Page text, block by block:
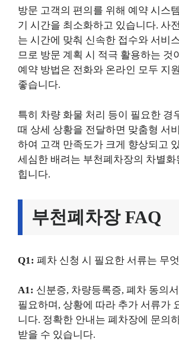
방문 고객의 편의를 위해 예약 시스
기 시간을 최소화하고 있습니다. 사
는 시간에 맞춰 신속한 접수와 서비
므로 방문 계획 시 적극 활용하는 것
예약 방법은 전화와 온라인 모두 지
좋습니다.
특히 차량 화물 처리 등이 필요한 경
때 상세 상황을 전달하면 맞춤형 서
하여 고객 만족도가 크게 향상되고
세심한 배려는 부천폐차장의 차별화
힙니다.
부천폐차장 FAQ
Q1: 폐차 신청 시 필요한 서류는 무
A1: 신분증, 차량등록증, 폐차 동의
필요하며, 상황에 따라 추가 서류가
니다. 정확한 안내는 폐차장에 문의
받을 수 있습니다.